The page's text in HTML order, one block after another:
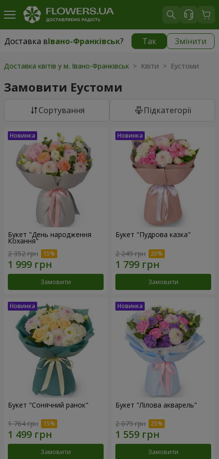
Доставка вІвано-Франківськ? Так Змінити
Доставка вІвано-Франківськ|безкоштовно
Доставка квітів у м. Івано-Франківськ > Квіти > Еустоми
Замовити Еустоми
Сортування Підкатегорії
Букет "День народження
Кохання"
2 352 грн
Замовити
Букет "Пудрова казка"
2 249 грн
Замовити
Букет "Сонячний ранок"
1 764 грн
Замовити
Букет "Лілова акварель"
2 079 грн
Замовити